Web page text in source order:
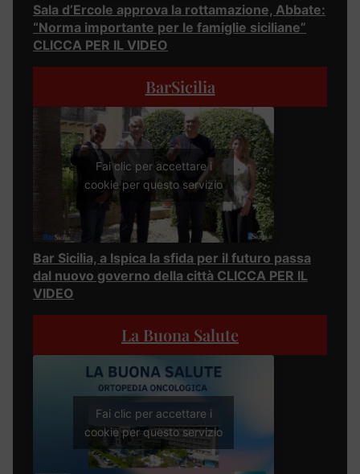
Sala d’Ercole approva la rottamazione, Abbate:
“Norma importante per le famiglie siciliane”
CLICCA PER IL VIDEO
BarSicilia
Fai clic per accettare i
cookie per questo servizio
Bar Sicilia, a Ispica la sfida per il futuro passa
dal nuovo governo della città CLICCA PER IL
VIDEO
La Buona Salute
Fai clic per accettare i
cookie per questo servizio